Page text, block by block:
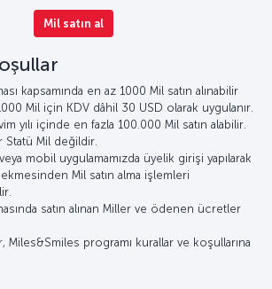
Mil satın al
kapsamında en az 1000 Mil satın alınabilir
Mil için KDV dâhil 30 USD olarak uygulanır.
yılı içinde en fazla 100.000 Mil satın alabilir.
Statü Mil değildir.
mobil uygulamamızda üyelik girişi yapılarak
Mil satın alma işlemleri
satın alınan Miller ve ödenen ücretler
Miles&Smiles programı kurallar ve koşullarına